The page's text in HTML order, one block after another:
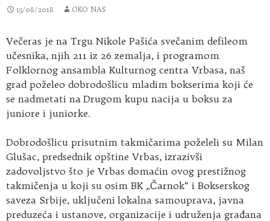
15/08/2018 OKO NAS
Večeras je na Trgu Nikole Pašića svečanim defileom
učesnika, njih 211 iz 26 zemalja, i programom
Folklornog ansambla Kulturnog centra Vrbasa, naš
grad poželeo dobrodošlicu mladim bokserima koji će
se nadmetati na Drugom kupu nacija u boksu za
juniore i juniorke.
Dobrodošlicu prisutnim takmičarima poželeli su Milan
Glušac, predsednik opštine Vrbas, izrazivši
zadovoljstvo što je Vrbas domaćin ovog prestižnog
takmičenja u koji su osim BK „Čarnok“ i Bokserskog
saveza Srbije, uključeni lokalna samouprava, javna
preduzeća i ustanove, organizacije i udruženja građana